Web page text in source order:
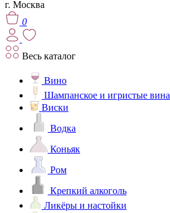
г. Москва
0
Весь каталог
Вино
Шампанское и игристые вина
Виски
Водка
Коньяк
Ром
Крепкий алкоголь
Ликёры и настойки